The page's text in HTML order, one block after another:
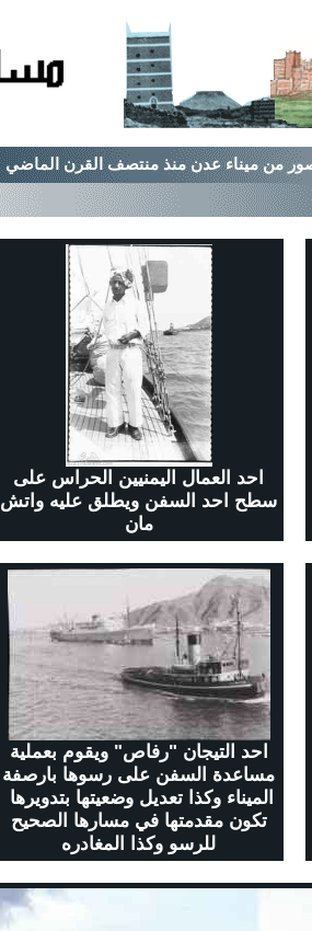
احد العمال اليمنيين الحراس على
سطح احد السفن ويطلق عليه واتش
مان
احد التيجان "رفاص" ويقوم بعملية
مساعدة السفن على رسوها بارصفة
الميناء وكذا تعديل وضعيتها بتدويرها
تكون مقدمتها في مسارها الصحيح
للرسو وكذا المغادره